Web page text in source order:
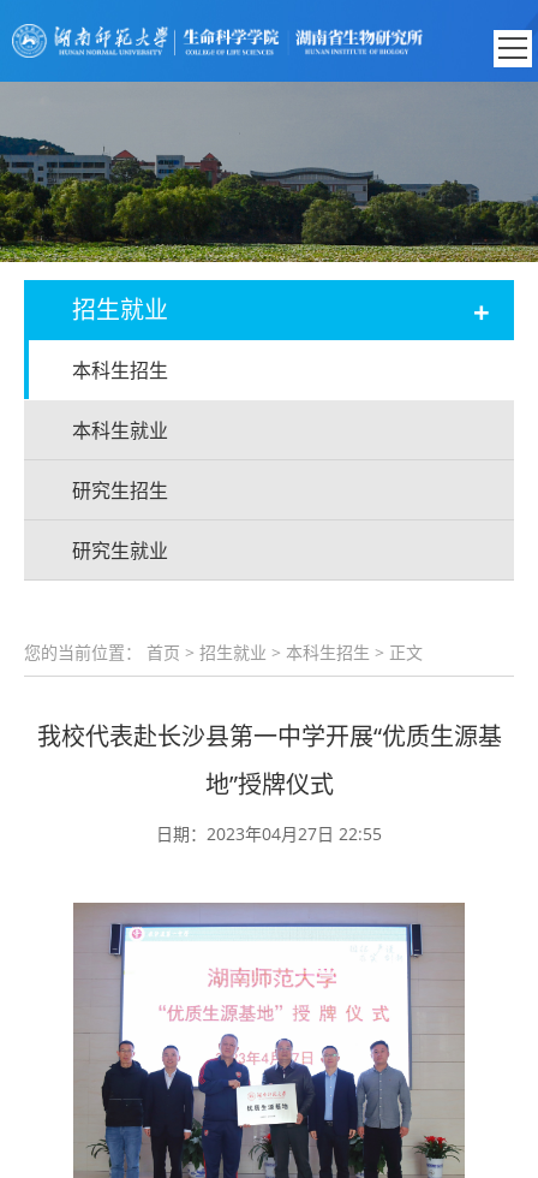
招生就业 +
本科生招生
本科生就业
研究生招生
研究生就业
您的当前位置： 首页 > 招生就业 > 本科生招生 > 正文
我校代表赴长沙县第一中学开展“优质生源基
地”授牌仪式
日期：2023年04月27日 22:55